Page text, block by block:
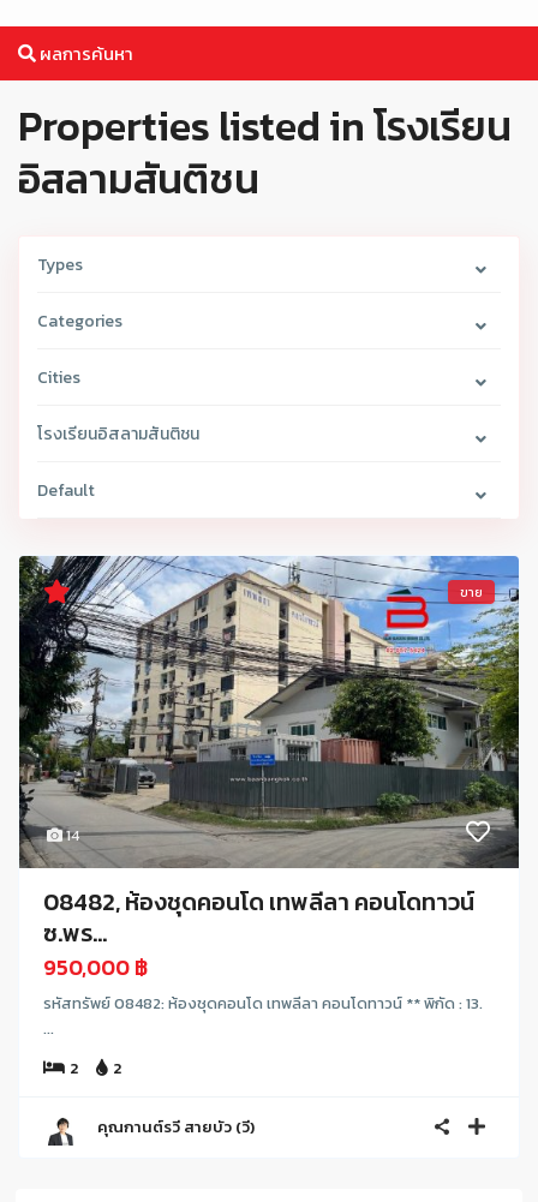
ผลการค้นหา
Properties listed in โรงเรียน
อิสลามสันติชน
Types
Categories
Cities
โรงเรียนอิสลามสันติชน
Default
14
ขาย
08482, ห้องชุดคอนโด เทพลีลา คอนโดทาวน์
ซ.พร...
950,000 ฿
รหัสทรัพย์ 08482: ห้องชุดคอนโด เทพลีลา คอนโดทาวน์ ** พิกัด : 13.
...
2
2
คุณกานต์รวี สายบัว (วี)